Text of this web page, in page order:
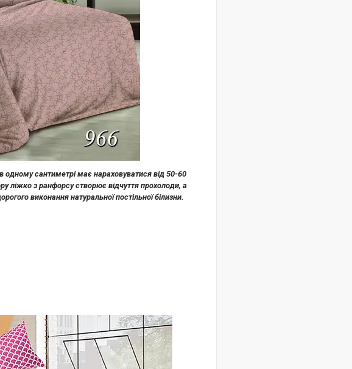
сантиметрі має нараховуватися від 50-60
ліжко з ранфорсу створює відчуття прохолоди, а
виконання натуральної постільної білизни.